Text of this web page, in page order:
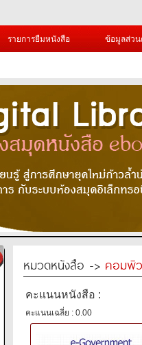
รายการยืมหนังสือ ข้อมูลส่ว
หมวดหนังสือ -> คอมพิ
คะแนนหนังสือ :
คะแนนเฉลี่ย : 0.00